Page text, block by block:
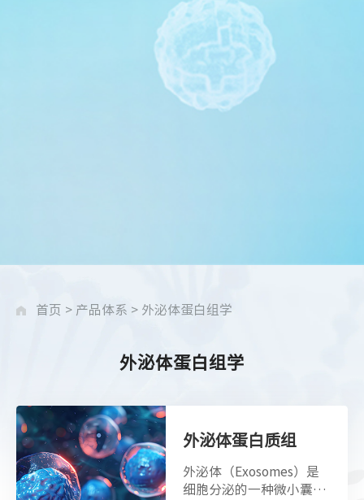
首页 > 产品体系 > 外泌体蛋白组学
外泌体蛋白组学
外泌体蛋白质组
外泌体（Exosomes）是
细胞分泌的一种微小囊